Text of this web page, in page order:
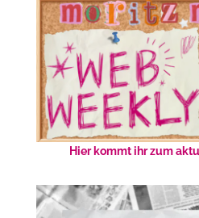
Hier kommt ihr zum